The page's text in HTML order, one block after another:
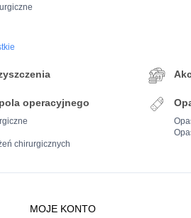
operacyjnego
chirurgicznych
MOJE KONTO